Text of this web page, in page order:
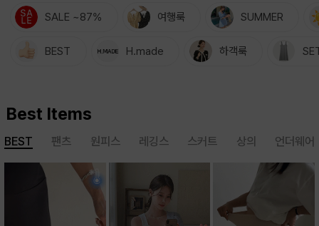
SALE ~87% 여행룩 SUMMER
BEST H.made 하객룩
Best Items
BEST 팬츠 원피스 레깅스 스커트 상의 언더웨어